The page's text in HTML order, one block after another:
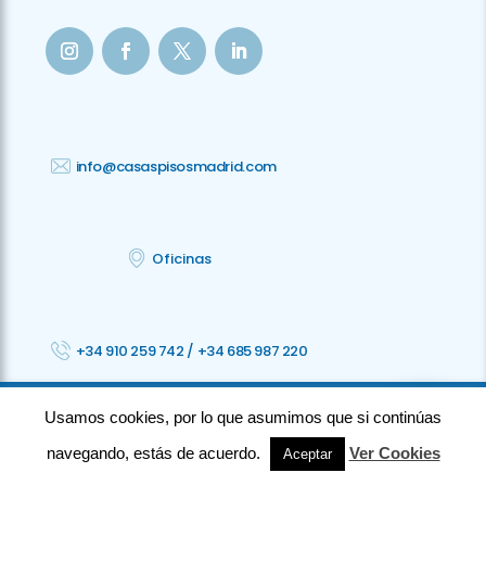
info@casaspisosmadrid.com
Oficinas
+34 910 259 742 / +34 685 987 220
©2023 CPM · Todos los derechos reservados ·Privacidad · Aviso legal
Cookies· Accesibilidad
Usamos cookies, por lo que asumimos que si continúas
navegando, estás de acuerdo.
Aceptar Ver Cookies